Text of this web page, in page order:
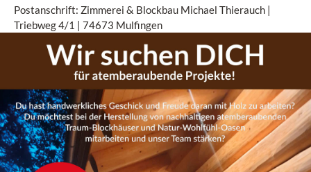
Postanschrift: Zimmerei & Blockbau Michael Thierauch |
Triebweg 4/1 | 74673 Mulfingen